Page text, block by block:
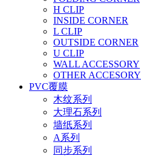
H CLIP
INSIDE CORNER
L CLIP
OUTSIDE CORNER
U CLIP
WALL ACCESSORY
OTHER ACCESORY
PVC覆膜
木纹系列
大理石系列
墙纸系列
A系列
同步系列